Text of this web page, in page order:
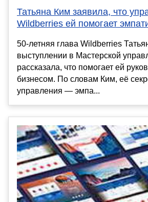
Татьяна Ким заявила, что
Wildberries ей помогает
50-летняя глава Wildberries
выступлении в Мастерской
рассказала, что помогает ей
бизнесом. По словам Ким, её
управления — эмпа...